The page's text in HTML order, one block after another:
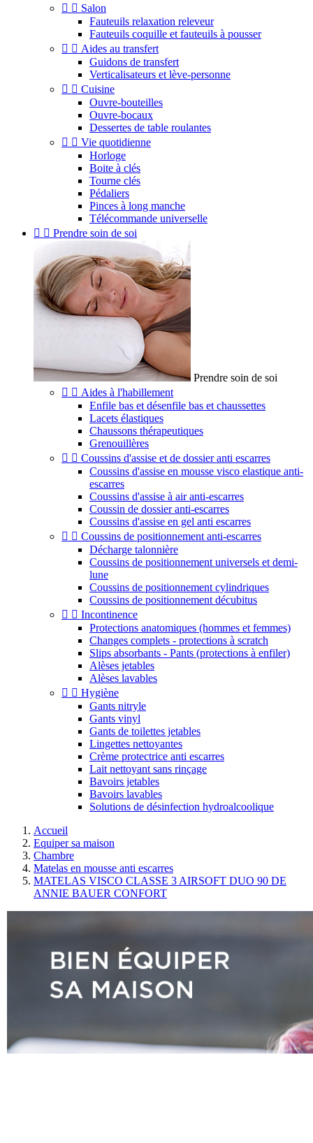
  Salon
Fauteuils relaxation releveur
Fauteuils coquille et fauteuils à pousser
  Aides au transfert
Guidons de transfert
Verticalisateurs et lève-personne
  Cuisine
Ouvre-bouteilles
Ouvre-bocaux
Dessertes de table roulantes
  Vie quotidienne
Horloge
Boite à clés
Tourne clés
Pédaliers
Pinces à long manche
Télécommande universelle
  Prendre soin de soi
Prendre soin de soi
  Aides à l'habillement
Enfile bas et désenfile bas et chaussettes
Lacets élastiques
Chaussons thérapeutiques
Grenouillères
  Coussins d'assise et de dossier anti escarres
Coussins d'assise en mousse visco elastique anti-
escarres
Coussins d'assise à air anti-escarres
Coussin de dossier anti-escarres
Coussins d'assise en gel anti escarres
  Coussins de positionnement anti-escarres
Décharge talonnière
Coussins de positionnement universels et demi-
lune
Coussins de positionnement cylindriques
Coussins de positionnement décubitus
  Incontinence
Protections anatomiques (hommes et femmes)
Changes complets - protections à scratch
Slips absorbants - Pants (protections à enfiler)
Alèses jetables
Alèses lavables
  Hygiène
Gants nitryle
Gants vinyl
Gants de toilettes jetables
Lingettes nettoyantes
Crème protectrice anti escarres
Lait nettoyant sans rinçage
Bavoirs jetables
Bavoirs lavables
Solutions de désinfection hydroalcoolique
Accueil
Equiper sa maison
Chambre
Matelas en mousse anti escarres
MATELAS VISCO CLASSE 3 AIRSOFT DUO 90 DE
ANNIE BAUER CONFORT